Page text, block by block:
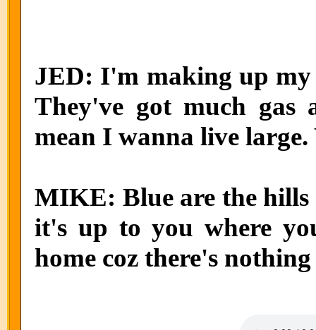
JED: I'm making up my
They've got much
mean I wanna live
MIKE: Blue are the hills
it's up to you where
home coz there's